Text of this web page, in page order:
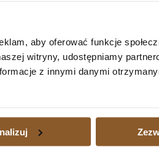
aby oferować funkcje
witryny, udostępniamy
z innymi danymi
na jej nieważność.
dużym obciążeniem, a także wtedy,
waloryzowanych do walut